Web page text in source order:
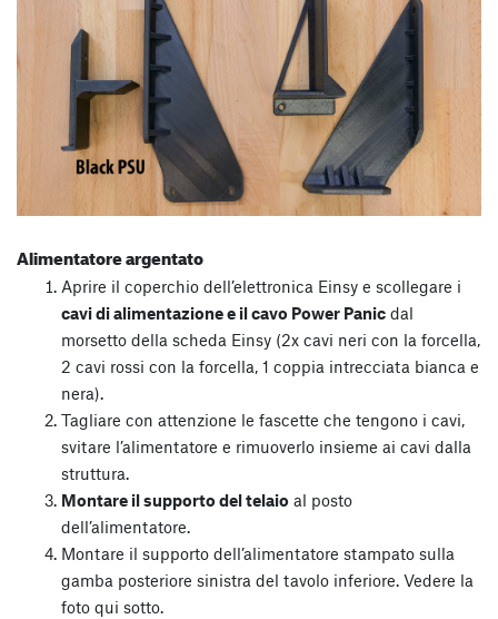
Alimentatore argentato
Aprire il coperchio dell’elettronica Einsy e scollegare i
cavi di alimentazione e il cavo Power Panic dal
morsetto della scheda Einsy (2x cavi neri con la forcella,
2 cavi rossi con la forcella, 1 coppia intrecciata bianca e
nera).
Tagliare con attenzione le fascette che tengono i cavi,
svitare l’alimentatore e rimuoverlo insieme ai cavi dalla
struttura.
Montare il supporto del telaio al posto
dell’alimentatore.
Montare il supporto dell’alimentatore stampato sulla
gamba posteriore sinistra del tavolo inferiore. Vedere la
foto qui sotto.